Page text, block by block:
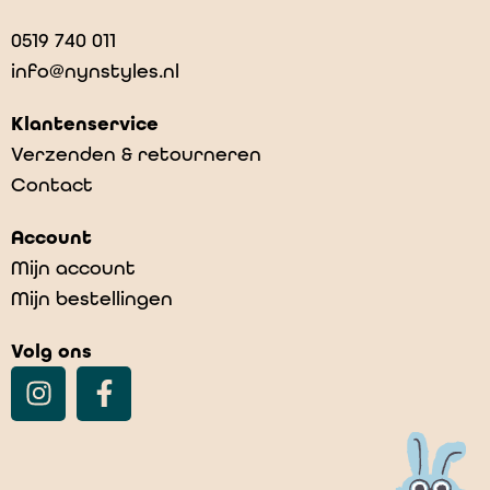
0519 740 011
info@nynstyles.nl
Klantenservice
Verzenden & retourneren
Contact
Account
Mijn account
Mijn bestellingen
Volg ons